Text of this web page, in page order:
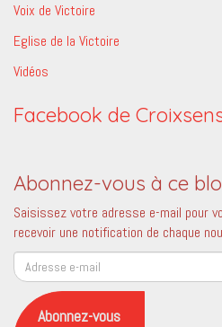
Voix de Victoire
Eglise de la Victoire
Vidéos
Facebook de
Abonnez-vous à ce
Saisissez votre adresse e-mail pour
recevoir une notification de chaque
Adresse
e-
mail
Abonnez-vous